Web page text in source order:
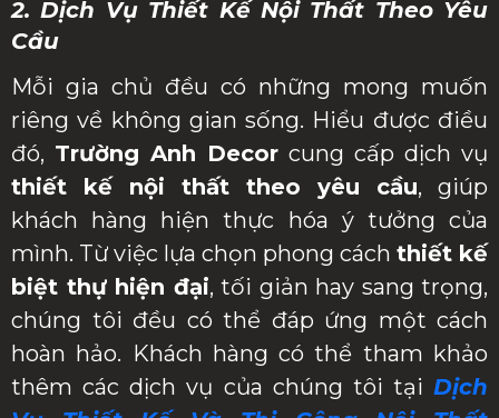
2. Dịch Vụ Thiết Kế Nội Thất Theo Yêu
Cầu
Mỗi gia chủ đều có những mong muốn
riêng về không gian sống. Hiểu được điều
đó, Trường Anh Decor cung cấp dịch vụ
thiết kế nội thất theo yêu cầu, giúp
khách hàng hiện thực hóa ý tưởng của
mình. Từ việc lựa chọn phong cách thiết kế
biệt thự hiện đại, tối giản hay sang trọng,
chúng tôi đều có thể đáp ứng một cách
hoàn hảo. Khách hàng có thể tham khảo
thêm các dịch vụ của chúng tôi tại Dịch